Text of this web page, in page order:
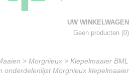
UW WINKELWAGEN
Geen producten (0)
> Morgnieux > Klepelmaaier BML
onderdelenlijst Morgnieux klepelmaaier